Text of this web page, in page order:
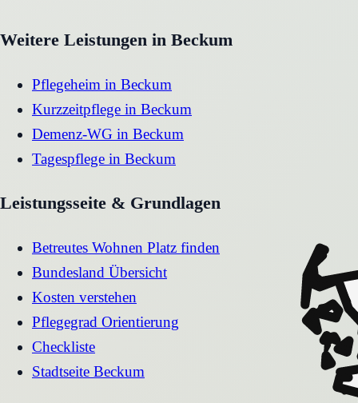
Weitere Leistungen in Beckum
Pflegeheim in Beckum
Kurzzeitpflege in Beckum
Demenz-WG in Beckum
Tagespflege in Beckum
Leistungsseite & Grundlagen
Betreutes Wohnen Platz finden
Bundesland Übersicht
Kosten verstehen
Pflegegrad Orientierung
Checkliste
Stadtseite Beckum